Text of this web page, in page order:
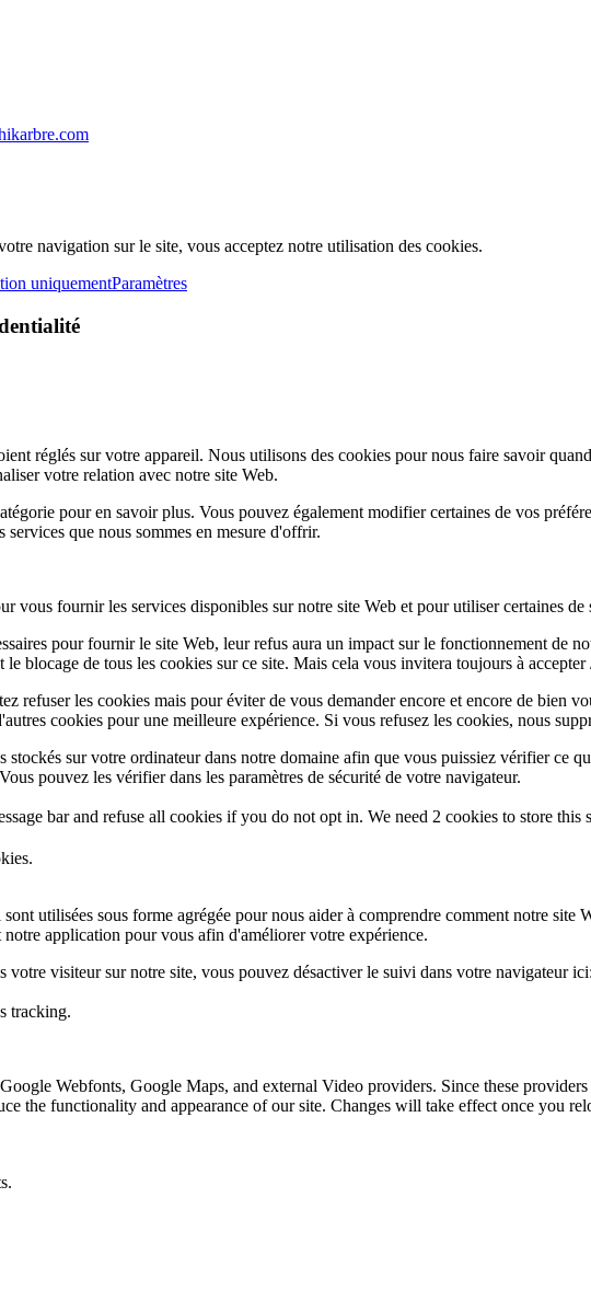
navigation sur le site, vous acceptez notre utilisation des cookies.
uniquementParamètres
réglés sur votre appareil. Nous utilisons des cookies pour nous faire savoir
votre relation avec notre site Web.
pour en savoir plus. Vous pouvez également modifier certaines de vos
que nous sommes en mesure d'offrir.
vous fournir les services disponibles sur notre site Web et pour utiliser certaines de
pour fournir le site Web, leur refus aura un impact sur le fonctionnement de
blocage de tous les cookies sur ce site. Mais cela vous invitera toujours à
refuser les cookies mais pour éviter de vous demander encore et encore de bien
cookies pour une meilleure expérience. Si vous refusez les cookies, nous
sur votre ordinateur dans notre domaine afin que vous puissiez vérifier ce
pouvez les vérifier dans les paramètres de sécurité de votre navigateur.
bar and refuse all cookies if you do not opt in. We need 2 cookies to store
utilisées sous forme agrégée pour nous aider à comprendre comment notre
application pour vous afin d'améliorer votre expérience.
votre visiteur sur notre site, vous pouvez désactiver le suivi dans votre navigateur ici:
tracking.
Webfonts, Google Maps, and external Video providers. Since these
the functionality and appearance of our site. Changes will take effect once you